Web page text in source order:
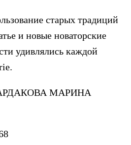
старых традиций
и новые новаторские
удивлялись каждой
МАРИНА